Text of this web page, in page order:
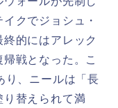
クでジョシュ・
的にはアレック
戦となった。こ
り、ニールは「長
替えられて満